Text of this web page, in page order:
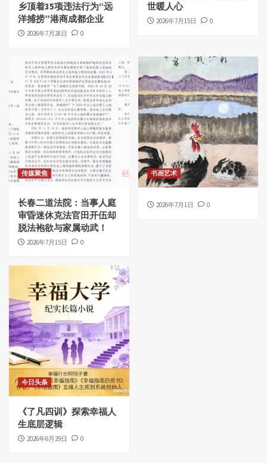
乡顶着35项违法行为“远
洋捕捞”港商成都企业
2026年7月28日 0
世暖人心
2026年7月15日 0
传媒聚焦
长春二道法院：当事人庭
审昏迷休克法官田开伍却
脱法袍欲与家属动武！
2026年7月15日 0
书画艺术
2026年7月1日 0
今日头条
《了凡四训》探索幸福人
生底层逻辑
2026年6月29日 0